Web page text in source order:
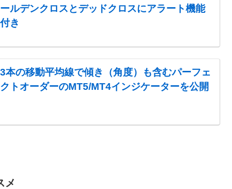
ールデンクロスとデッドクロスにアラート機能
付き
3本の移動平均線で傾き（角度）も含むパーフェ
クトオーダーのMT5/MT4インジケーターを公開
メ